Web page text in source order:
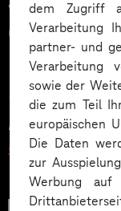
dem Zugriff
Verarbeitung
partner- und
Verarbeitung
sowie der
die zum Teil
europäischen
Die Daten
zur
Werbung
Wenn Sie mit
unter diesen
Validator:
Link zum
explorer/